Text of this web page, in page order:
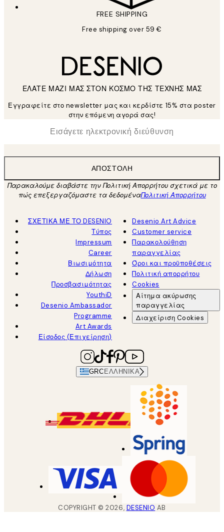
FREE SHIPPING
Free shipping over 59 €
ΕΛΑΤΕ ΜΑΖΙ ΜΑΣ ΣΤΟΝ ΚΟΣΜΟ ΤΗΣ ΤΕΧΝΗΣ ΜΑΣ
Εγγραφείτε στο newsletter μας και κερδίστε 15% στα poster
στην επόμενη αγορά σας!
Ηλεκτρονική Διεύθυνση
ΑΠΟΣΤΟΛΉ
Παρακαλούμε διαβάστε την Πολιτική Απορρήτου σχετικά με το
πώς επεξεργαζόμαστε τα δεδομέναΠολιτική Απορρήτου
ΣΧΕΤΙΚΑ ΜΕ ΤΟ DESENIO
Τύπος
Impressum
Career
Βιωσιμότητα
Δήλωση
Προσβασιμότητας
YouthiD
Desenio Ambassador
Programme
Art Awards
Είσοδος (Επιχείρηση)
Desenio Art Advice
Customer service
Παρακολούθηση
παραγγελίας
Όροι και προϋποθέσεις
Πολιτική απορρήτου
Cookies
Αίτημα ακύρωσης
παραγγελίας
Διαχείριση Cookies
GRC ΕΛΛΗΝΙΚΆ
COPYRIGHT ©2026, DESENIO AB